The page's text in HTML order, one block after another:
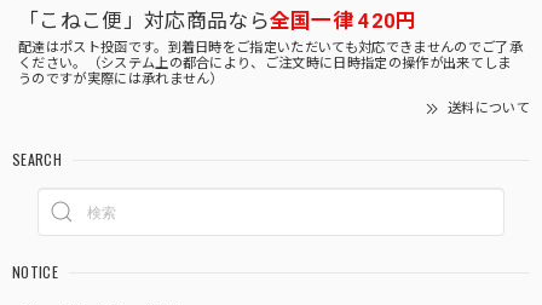
「こねこ便」対応商品なら全国一律 420円
配達はポスト投函です。到着日時をご指定いただいても対応できませんのでご了承
ください。（システム上の都合により、ご注文時に日時指定の操作が出来てしま
うのですが実際には承れません）
送料について
SEARCH
NOTICE